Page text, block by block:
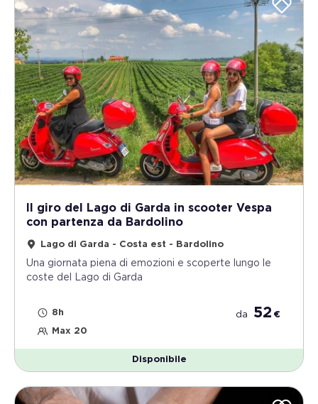
Il giro del Lago di Garda in scooter Vespa
con partenza da Bardolino
Lago di Garda - Costa est - Bardolino
Una giornata piena di emozioni e scoperte lungo le
coste del Lago di Garda
8h
Max 20
da 52 €
Disponibile